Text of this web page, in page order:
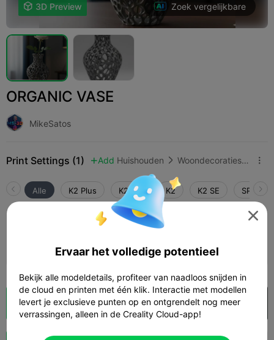
 3D Preview Zoek vergelijkbare
ORGANIC VASE
MikeSatos
Print Settings (1)  Add Huishouden  Woondecoraties & ornamenten 
Alle K2 Plus K2 Pro K2 K2 SE SPARKX
0.2mm layer, 3 walls, 10% infill
Auteur 09h 41m 1 plates 
Cloud slice Openen in Creality Cloud

Ervaar het volledige potentieel
Bekijk alle modeldetails, profiteer van naadloos snijden in
de cloud en printen met één klik. Interactie met modellen
levert je exclusieve punten op en ontgrendelt nog meer
verrassingen, alleen in de Creality Cloud-app!